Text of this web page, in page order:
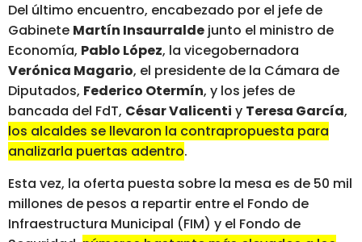
Del último encuentro, encabezado por el jefe de
Gabinete Martín Insaurralde junto el ministro de
Economía, Pablo López, la vicegobernadora
Verónica Magario, el presidente de la Cámara de
Diputados, Federico Otermín, y los jefes de
bancada del FdT, César Valicenti y Teresa García,
los alcaldes se llevaron la contrapropuesta para
analizarla puertas adentro.
Esta vez, la oferta puesta sobre la mesa es de 50 mil
millones de pesos a repartir entre el Fondo de
Infraestructura Municipal (FIM) y el Fondo de